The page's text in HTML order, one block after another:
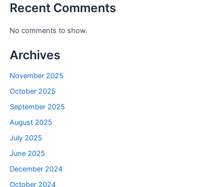
Recent Comments
No comments to show.
Archives
November 2025
October 2025
September 2025
August 2025
July 2025
June 2025
December 2024
October 2024